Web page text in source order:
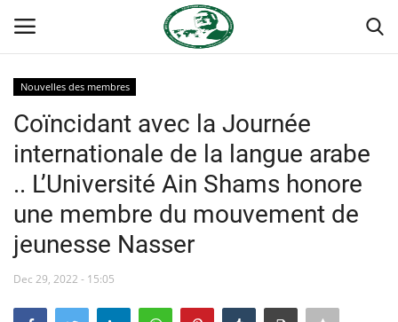
Accueil
Forum international Nasser
Terms & Conditions
Nouvelles des membres
Coïncidant avec la Journée
internationale de la langue arabe
.. L’Université Ain Shams honore
une membre du mouvement de
jeunesse Nasser
Dec 29, 2022 - 15:05